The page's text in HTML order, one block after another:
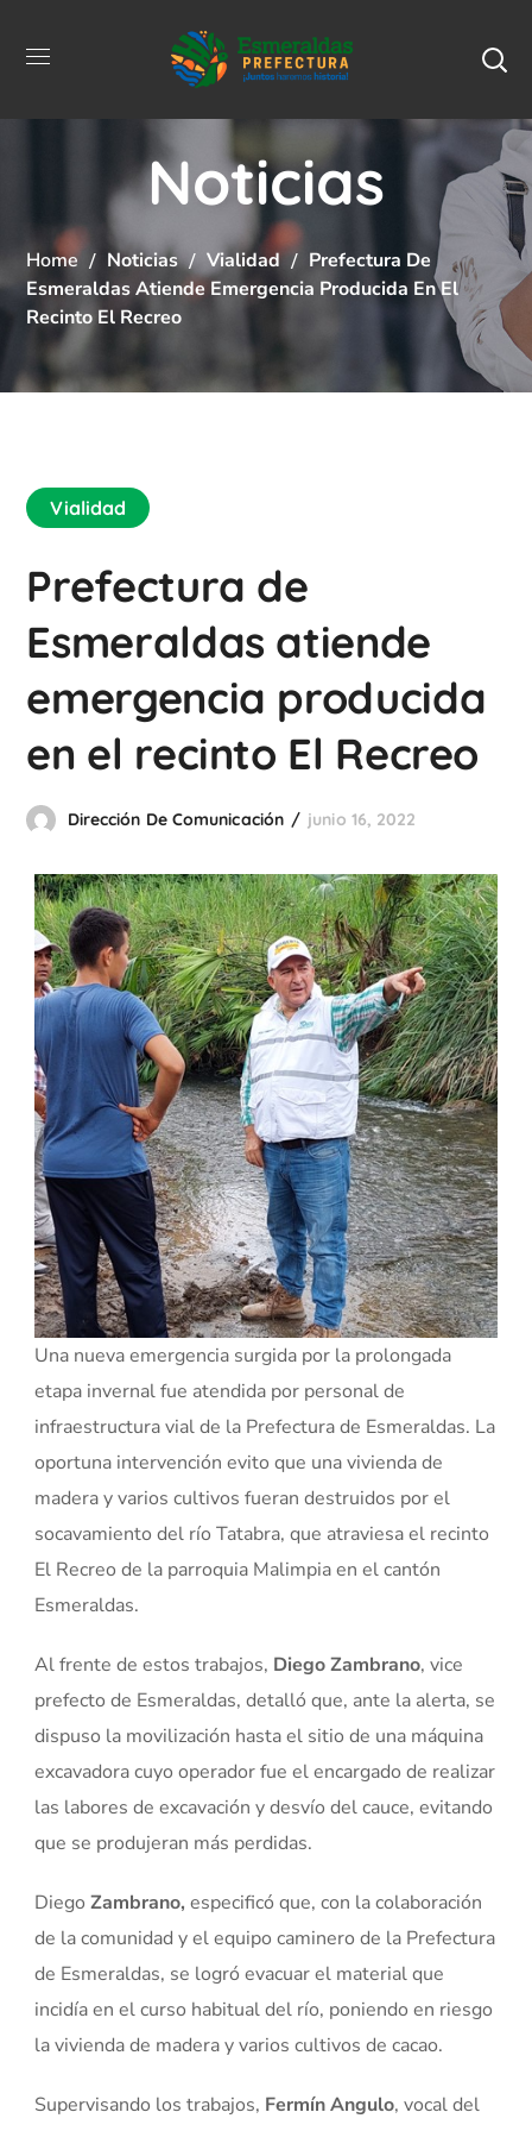
Noticias
Home Noticias Vialidad
Prefectura De
Esmeraldas Atiende Emergencia Producida En El
Recinto El Recreo
Vialidad
Prefectura de
Esmeraldas atiende
emergencia producida
en el recinto El Recreo
Dirección De Comunicación junio 16, 2022
Una nueva emergencia surgida por la prolongada
etapa invernal fue atendida por personal de
infraestructura vial de la Prefectura de Esmeraldas. La
oportuna intervención evito que una vivienda de
madera y varios cultivos fueran destruidos por el
socavamiento del río Tatabra, que atraviesa el recinto
El Recreo de la parroquia Malimpia en el cantón
Esmeraldas.
Al frente de estos trabajos, Diego Zambrano, vice
prefecto de Esmeraldas, detalló que, ante la alerta, se
dispuso la movilización hasta el sitio de una máquina
excavadora cuyo operador fue el encargado de realizar
las labores de excavación y desvío del cauce, evitando
que se produjeran más perdidas.
DiegoZambrano, especificó que, con la colaboración
de la comunidad y el equipo caminero de la Prefectura
de Esmeraldas, se logró evacuar el material que
incidía en el curso habitual del río, poniendo en riesgo
la vivienda de madera y varios cultivos de cacao.
Supervisando los trabajos, Fermín Angulo, vocal del